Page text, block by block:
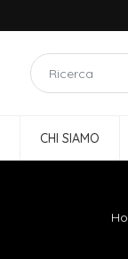
CHI SIAMO